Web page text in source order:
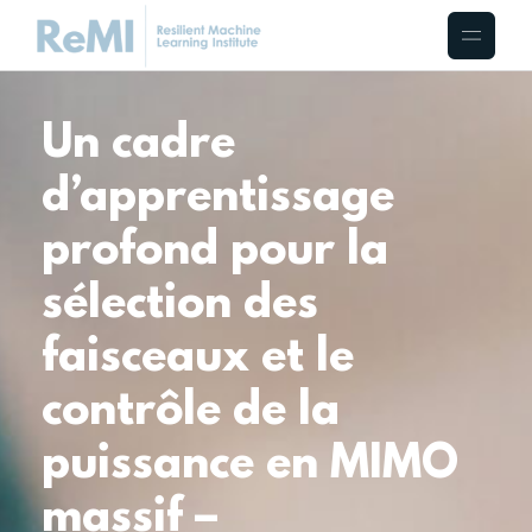
Un cadre
d’apprentissage
profond pour la
sélection des
faisceaux et le
contrôle de la
puissance en MIMO
massif –